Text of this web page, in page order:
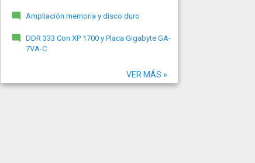
Ampliación memoria y disco duro
DDR 333 Con XP 1700 y Placa Gigabyte GA-
7VA-C
VER MÁS »